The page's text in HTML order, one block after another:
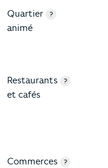
Quartier
animé
?
Restaurants
et cafés
?
Commerces ?